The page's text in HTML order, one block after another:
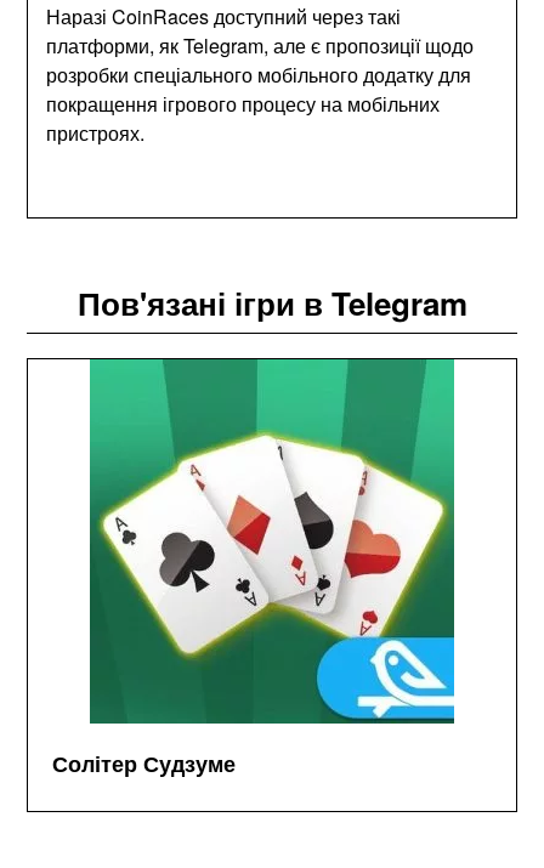
Наразі CoinRaces доступний через такі
платформи, як Telegram, але є пропозиції щодо
розробки спеціального мобільного додатку для
покращення ігрового процесу на мобільних
пристроях.
Пов'язані ігри в Telegram
Солітер Судзуме